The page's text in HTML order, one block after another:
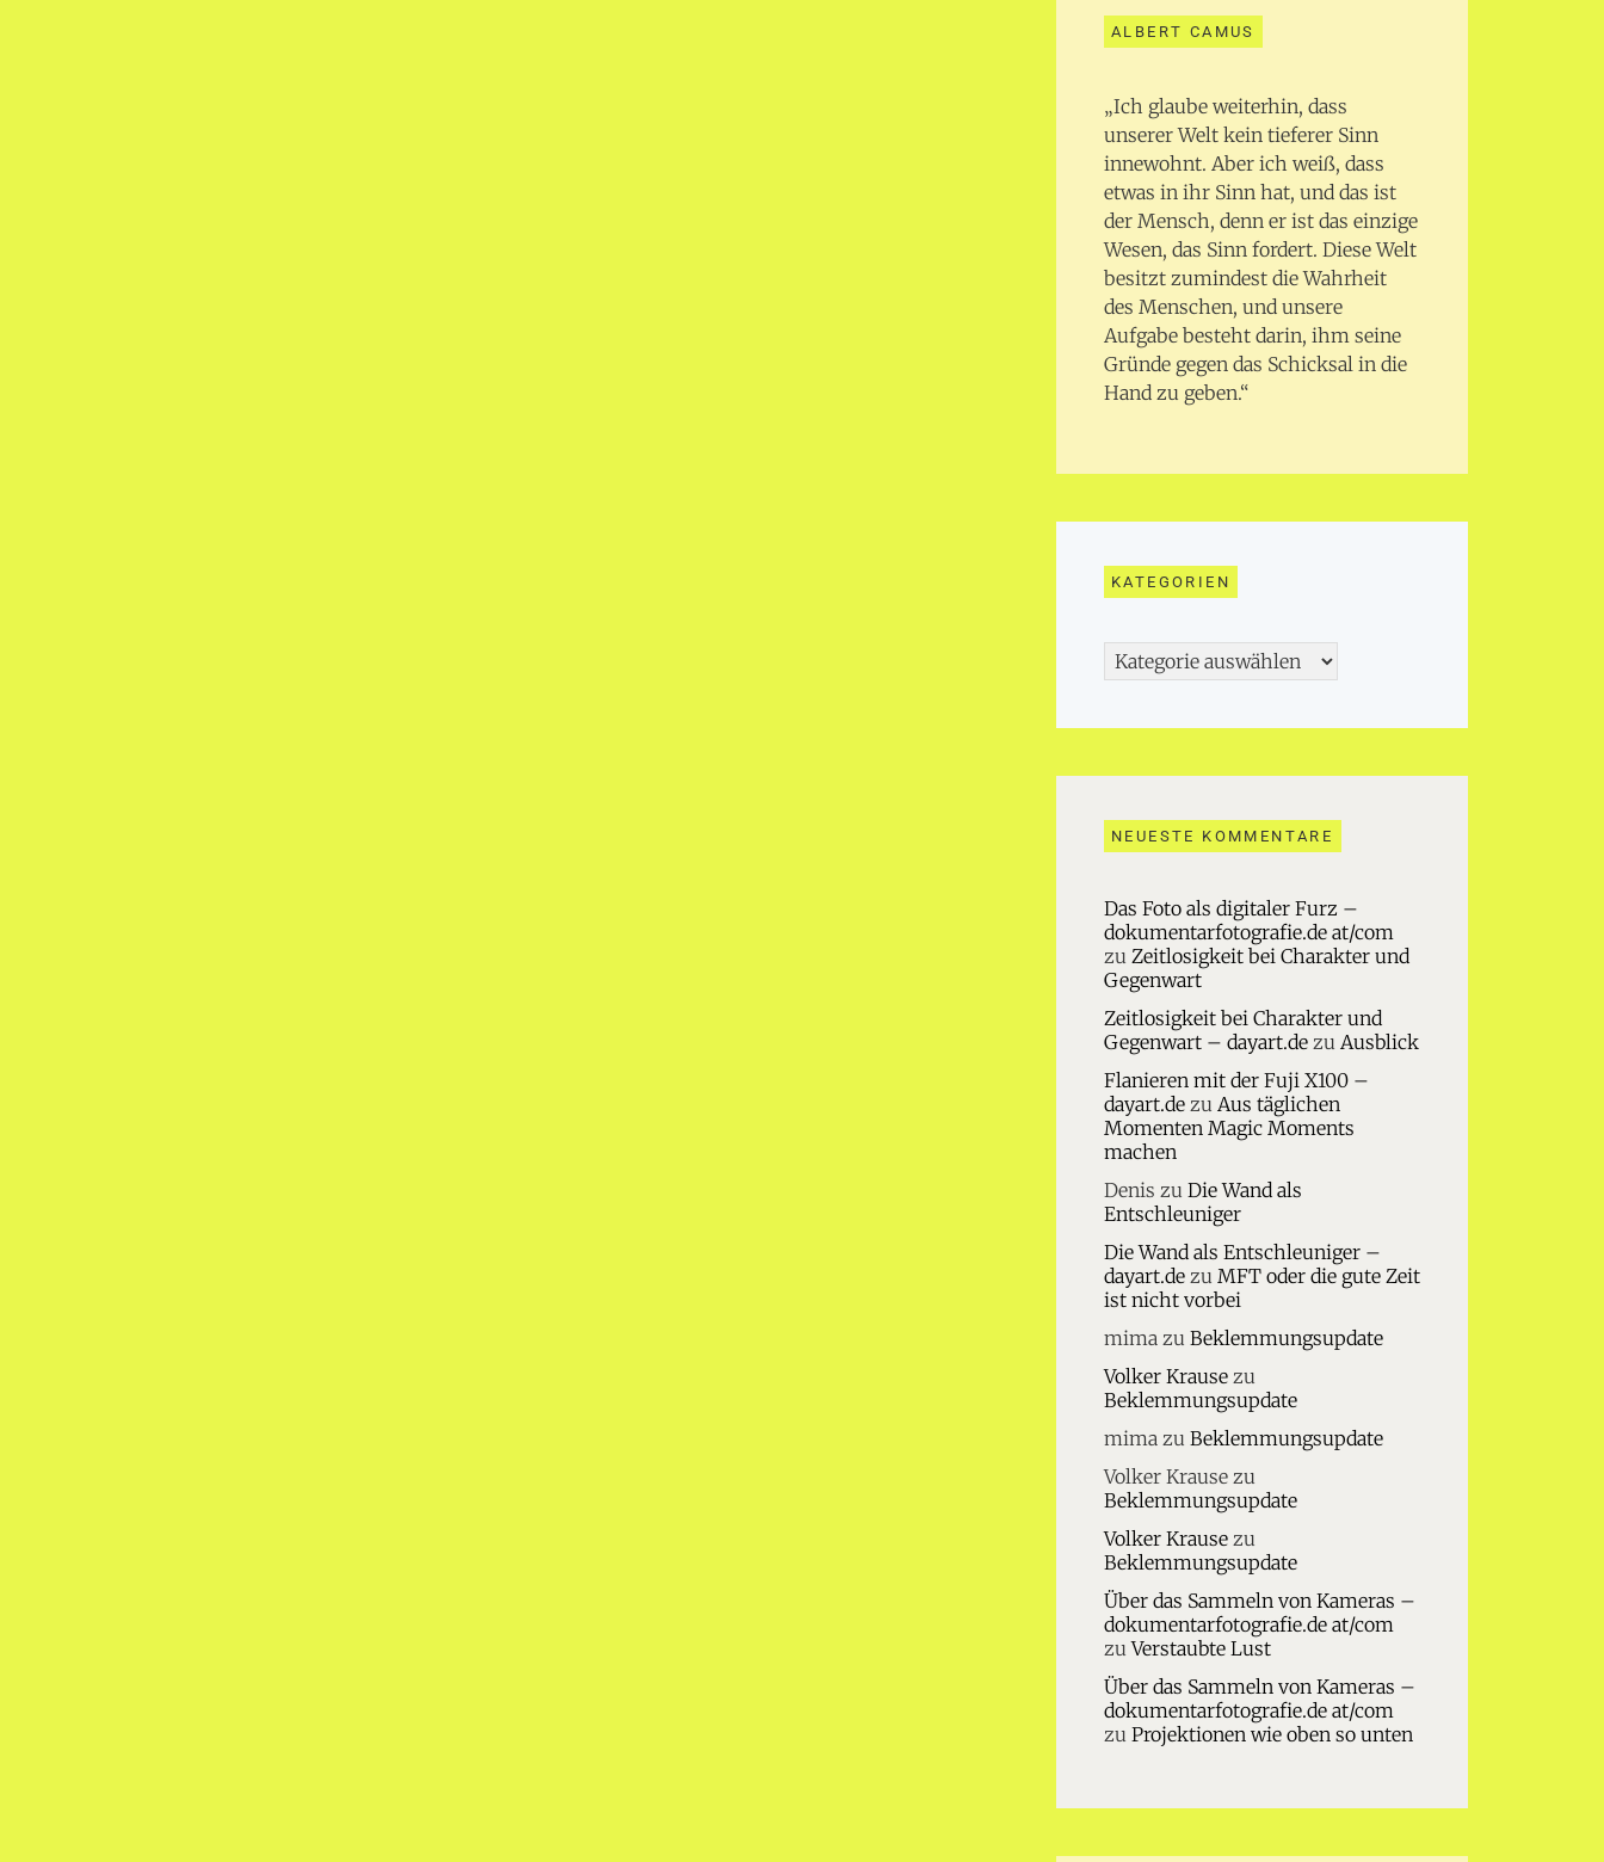
ALBERT CAMUS
„Ich glaube weiterhin, dass
unserer Welt kein tieferer Sinn
innewohnt. Aber ich weiß, dass
etwas in ihr Sinn hat, und das ist
der Mensch, denn er ist das einzige
Wesen, das Sinn fordert. Diese Welt
besitzt zumindest die Wahrheit
des Menschen, und unsere
Aufgabe besteht darin, ihm seine
Gründe gegen das Schicksal in die
Hand zu geben.“
KATEGORIEN
Kategorien
NEUESTE KOMMENTARE
Das Foto als digitaler Furz –
dokumentarfotografie.de at/com
zu Zeitlosigkeit bei Charakter und
Gegenwart
Zeitlosigkeit bei Charakter und
Gegenwart – dayart.dezu Ausblick
Flanieren mit der Fuji X100 –
dayart.dezu Aus täglichen
Momenten Magic Moments
machen
Denis zu Die Wand als
Entschleuniger
Die Wand als Entschleuniger –
dayart.dezu MFT oder die gute Zeit
ist nicht vorbei
mimazu Beklemmungsupdate
Volker Krausezu
Beklemmungsupdate
mimazu Beklemmungsupdate
Volker Krausezu
Beklemmungsupdate
Volker Krausezu
Beklemmungsupdate
Über das Sammeln von Kameras –
dokumentarfotografie.de at/com
zuVerstaubte Lust
Über das Sammeln von Kameras –
dokumentarfotografie.de at/com
zu Projektionen wie oben so unten